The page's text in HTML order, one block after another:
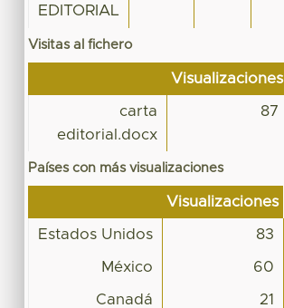
EDITORIAL
Visitas al fichero
Visualizaciones
carta
editorial.docx
87
Países con más visualizaciones
Visualizaciones
Estados Unidos 83
México 60
Canadá 21